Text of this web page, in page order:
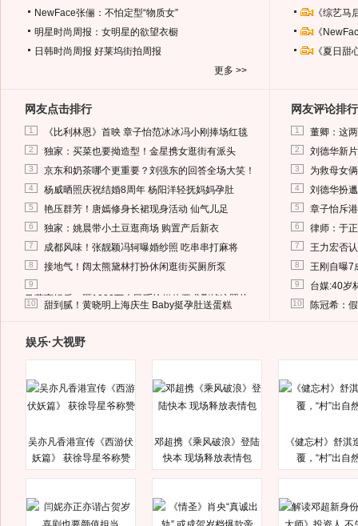
NewFace张俪：不怕定型“物质女”
明星时尚周报：女明星的欲望衣橱
日韩时尚周报 好莱坞街拍周报
更多 >>
《综艺
《
《夏日
网友点击排行
1 《比利林恩》首映 章子怡范冰冰冯小刚捧场红毯
2 独家：买菜也要拗造型！金星携女逛街有派头
3 京东和奶茶哪个更重要？刘强东的回答全场大笑！
4 杨威晒照庆祝结婚8周年 杨阳洋轻抚妈妈孕肚
5 艳压群芳！唐嫣修身长裙现身活动 仙气儿足
6 独家：姚晨带小土豆逛商场 购置产后新衣
7 成都风味！张靓颖冯轲曝婚纱照 吃串串打麻将
8 接地气！阔太熊黛林打扮休闲逛街买厕所泵
9
马蓉离婚后，砸1000万人民币给媒体要求删掉这照片
10 甜到腻！黄晓明上海庆生 Baby挺孕肚送蛋糕
网友评论排行
1 董卿：这
2 刘德华新
3 为救母女
4 刘德华扮
5 章子怡斥
6 律师：于
7 王力宏否
8 王刚自曝7
9 台媒:40岁
10 陈冠希：
娱乐·大视野
吴亦凡香港宣传《西游伏
妖篇》 获徐导星爷称赞
邓超携《乘风破浪》登陆
快本 现场释放表情包
《健忘村》舒淇
覆，“村”出自